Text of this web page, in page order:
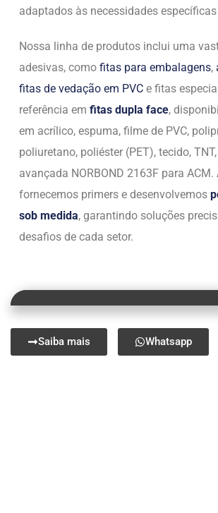
adaptados às necessidades
Nossa linha de produtos inclui uma
adesivas, como fitas para embalagens,
fitas de vedação em PVC e fitas
referência em fitas dupla face,
em acrílico, espuma, filme de PVC,
poliuretano, poliéster (PET), tecido,
avançada NORBOND 2163F para ACM.
fornecemos primers e desenvolvemos
sob medida, garantindo soluções
desafios de cada setor.
Saiba mais Whatsapp